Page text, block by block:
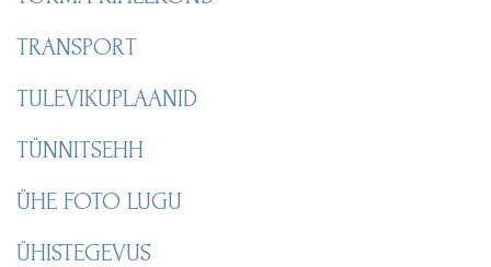
TRANSPORT
TULEVIKUPLAANID
TÜNNITSEHH
ÜHE FOTO LUGU
ÜHISTEGEVUS